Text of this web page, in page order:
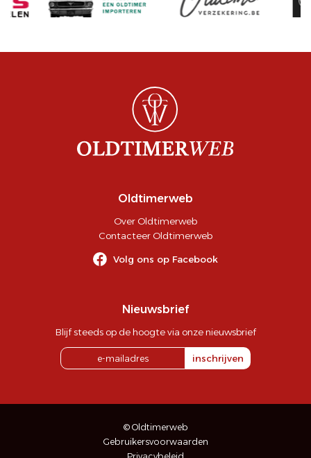
Oldtimerweb
Over Oldtimerweb
Contacteer Oldtimerweb
Volg ons op Facebook
Nieuwsbrief
Blijf steeds op de hoogte via onze nieuwsbrief
inschrijven
© Oldtimerweb
Gebruikersvoorwaarden